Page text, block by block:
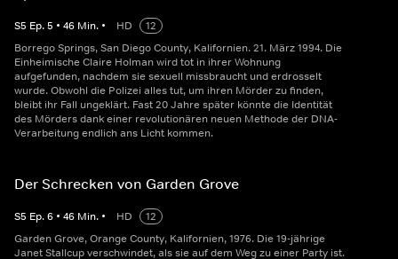
S5 Ep.5 • 46 Min. • HD
12
Borrego Springs, San Diego County, Kalifornien. 21. März 1994. Die
Einheimische Claire Holman wird tot in ihrer Wohnung
aufgefunden, nachdem sie sexuell missbraucht und erdrosselt
wurde. Obwohl die Polizei alles tut, um ihren Mörder zu finden,
bleibt ihr Fall ungeklärt. Fast 20 Jahre später könnte die Identität
des Mörders dank einer revolutionären neuen Methode der DNA-
Verarbeitung endlich ans Licht kommen.
Der Schrecken von Garden Grove
S5 Ep.6 • 46 Min. • HD
12
Garden Grove, Orange County, Kalifornien, 1976. Die 19-jährige
Janet Stallcup verschwindet, als sie auf dem Weg zu einer Party ist.